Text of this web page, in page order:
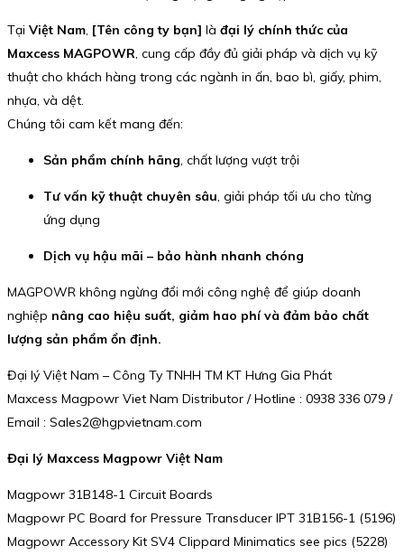
Tại Việt Nam, [Tên công ty bạn] là đại lý chính thức của
Maxcess MAGPOWR, cung cấp đầy đủ giải pháp và dịch vụ kỹ
thuật cho khách hàng trong các ngành in ấn, bao bì, giấy, phim,
nhựa, và dệt.
Chúng tôi cam kết mang đến:
Sản phẩm chính hãng, chất lượng vượt trội
Tư vấn kỹ thuật chuyên sâu, giải pháp tối ưu cho từng
ứng dụng
Dịch vụ hậu mãi – bảo hành nhanh chóng
MAGPOWR không ngừng đổi mới công nghệ để giúp doanh
nghiệp nâng cao hiệu suất, giảm hao phí và đảm bảo chất
lượng sản phẩm ổn định.
Đại lý Việt Nam – Công Ty TNHH TM KT Hưng Gia Phát
Maxcess Magpowr Viet Nam Distributor / Hotline : 0938 336 079 /
Email : Sales2@hgpvietnam.com
Đại lý Maxcess Magpowr Việt Nam
Magpowr 31B148-1 Circuit Boards
Magpowr PC Board for Pressure Transducer IPT 31B156-1 (5196)
Magpowr Accessory Kit SV4 Clippard Minimatics see pics (5228)